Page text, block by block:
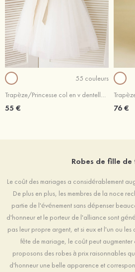
55 couleurs
Trapèze/Princesse col en v dentelle tulle longueur genou robe de fille de fleur
55 € 76 €
Robes de fille de
Le coût des mariages a considérablement
De plus en plus, les membres de la noce
partie de l'événement sans dépenser
d'honneur et le porteur de l'alliance sont
pas leur propre argent, et si eux et l'un ou
fête de mariage, le coût peut
proposons des robes à prix raisonnables
d'honneur une belle apparence et